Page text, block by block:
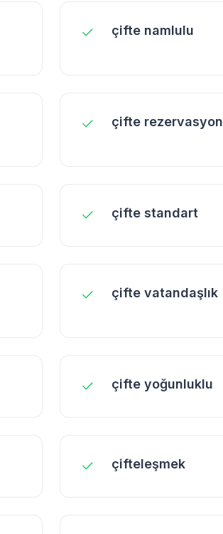
çifte namlulu
çifte rezervasyon
çifte standart
çifte vatandaşlık
çifte yoğunluklu
çifteleşmek